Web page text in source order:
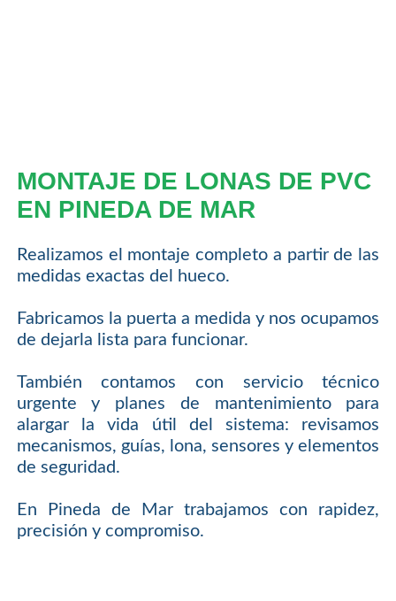
MONTAJE DE LONAS DE PVC
EN PINEDA DE MAR
Realizamos el montaje completo a partir de las
medidas exactas del hueco.
Fabricamos la puerta a medida y nos ocupamos
de dejarla lista para funcionar.
También contamos con servicio técnico
urgente y planes de mantenimiento para
alargar la vida útil del sistema: revisamos
mecanismos, guías, lona, sensores y elementos
de seguridad.
En Pineda de Mar trabajamos con rapidez,
precisión y compromiso.